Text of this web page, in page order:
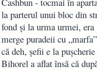
la parterul unui bloc din
fond şi la urma urmei,
merge puradeii cu
că deh, şefii e la
Bihorel a aflat însă că